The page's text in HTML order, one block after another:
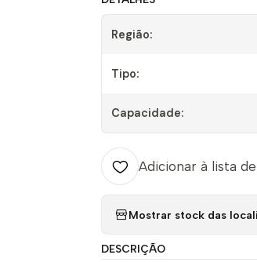
Região:
Tipo:
Capacidade:
Adicionar à lista
Mostrar stock das
DESCRIÇÃO